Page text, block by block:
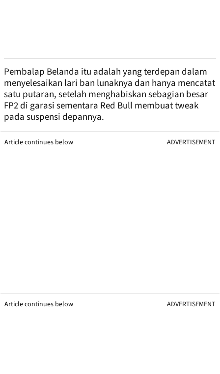
Pembalap Belanda itu adalah yang terdepan dalam
menyelesaikan lari ban lunaknya dan hanya mencatat
satu putaran, setelah menghabiskan sebagian besar
FP2 di garasi sementara Red Bull membuat tweak
pada suspensi depannya.
Article continues below ADVERTISEMENT
Article continues below ADVERTISEMENT